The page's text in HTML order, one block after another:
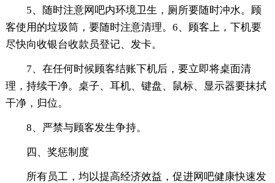
5、随时注意网吧内环境卫生，厕所要随时冲水。顾
客使用的垃圾筒，要随时注意清理。6、顾客上，下机要
尽快向收银台收款员登记、发卡。
7、在任何时候顾客结账下机后，要立即将桌面清
理，持续干净。桌子、耳机、键盘、鼠标、显示器要抹拭
干净，归位。
8、严禁与顾客发生争持。
四、奖惩制度
所有员工，均以提高经济效益，促进网吧健康快速发